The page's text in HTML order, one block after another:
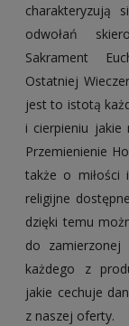
charakteryzują
odwołań
Sakrament
Ostatniej
jest to istotą
i cierpieniu jakie
Przemienienie
także o miłości
religijne
dzięki temu
do zamierzonej
każdego z
jakie cechuje
z naszej oferty.